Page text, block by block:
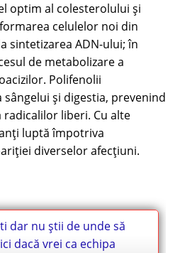
optim al colesterolului și
celulelor noi din
sintetizarea ADN-ului; în
de metabolizare a
Polifenolii
și digestia, prevenind
liberi. Cu alte
luptă împotriva
diverselor afecțiuni.
dar nu știi de unde să
dacă vrei ca echipa